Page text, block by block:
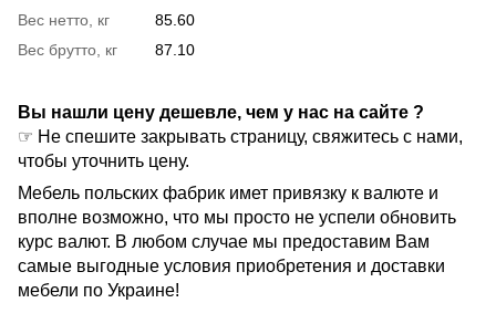
Вес нетто, кг
85.60
Вес брутто, кг
87.10
Вы нашли цену дешевле, чем у нас на сайте ?
☞ Не спешите закрывать страницу, свяжитесь с нами,
чтобы уточнить цену.
Мебель польских фабрик имет привязку к валюте и
вполне возможно, что мы просто не успели обновить
курс валют. В любом случае мы предоставим Вам
самые выгодные условия приобретения и доставки
мебели по Украине!